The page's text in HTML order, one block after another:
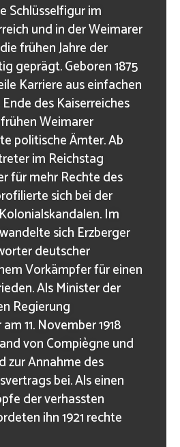
Schlüsselfigur im
und in der Weimarer
frühen Jahre der
geprägt. Geboren 1875
Karriere aus einfachen
des Kaiserreiches
Weimarer
politische Ämter. Ab
im Reichstag
für mehr Rechte des
sich bei der
Im
sich Erzberger
deutscher
Vorkämpfer für einen
Als Minister der
Regierung
11. November 1918
von Compiègne und
zur Annahme des
bei. Als einen
der verhassten
ihn 1921 rechte